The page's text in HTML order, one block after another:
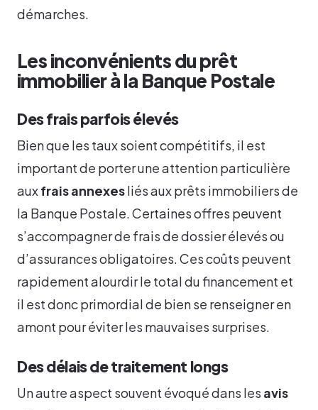
démarches.
Les inconvénients du prêt
immobilier à la Banque Postale
Des frais parfois élevés
Bien que les taux soient compétitifs, il est
important de porter une attention particulière
auxfrais annexesliés aux prêts immobiliers de
la Banque Postale. Certaines offres peuvent
s’accompagner de frais de dossier élevés ou
d’assurances obligatoires. Ces coûts peuvent
rapidement alourdir le total du financement et
il est donc primordial de bien se renseigner en
amont pour éviter les mauvaises surprises.
Des délais de traitement longs
Un autre aspect souvent évoqué dans les avis